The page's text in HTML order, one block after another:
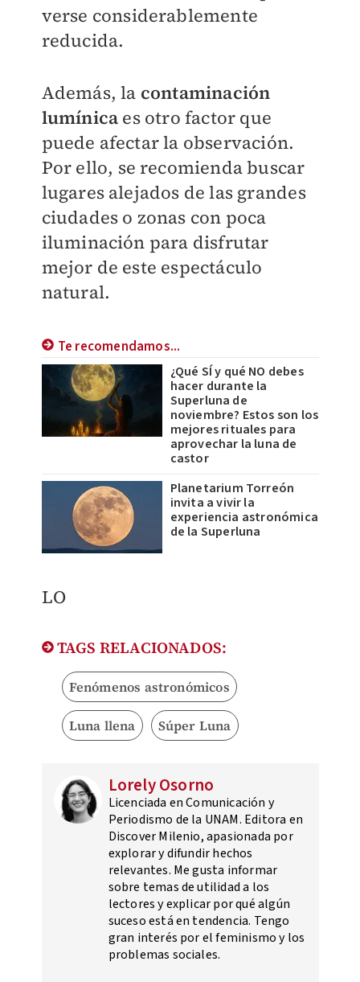
verse considerablemente
reducida.
Además, la contaminación
lumínica es otro factor que
puede afectar la observación.
Por ello, se recomienda buscar
lugares alejados de las grandes
ciudades o zonas con poca
iluminación para disfrutar
mejor de este espectáculo
natural.
Te recomendamos...
¿Qué SÍ y qué NO debes
hacer durante la
Superluna de
noviembre? Estos son los
mejores rituales para
aprovechar la luna de
castor
Planetarium Torreón
invita a vivir la
experiencia astronómica
de la Superluna
LO
TAGS RELACIONADOS:
Fenómenos astronómicos
Luna llena Súper Luna
Lorely Osorno
Licenciada en Comunicación y
Periodismo de la UNAM. Editora en
Discover Milenio, apasionada por
explorar y difundir hechos
relevantes. Me gusta informar
sobre temas de utilidad a los
lectores y explicar por qué algún
suceso está en tendencia. Tengo
gran interés por el feminismo y los
problemas sociales.